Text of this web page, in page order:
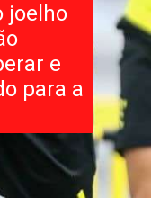
joelho
e
para a